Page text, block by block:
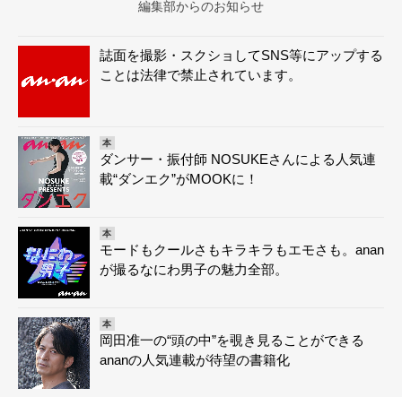
編集部からのお知らせ
誌面を撮影・スクショしてSNS等にアップする
ことは法律で禁止されています。
本
ダンサー・振付師 NOSUKEさんによる人気連
載“ダンエク”がMOOKに！
本
モードもクールさもキラキラもエモさも。anan
が撮るなにわ男子の魅力全部。
本
岡田准一の“頭の中”を覗き見ることができる
ananの人気連載が待望の書籍化